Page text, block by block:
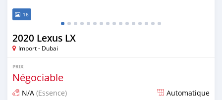
16
2020 Lexus LX
Import - Dubai
PRIX
Négociable
N/A (Essence) Automatique